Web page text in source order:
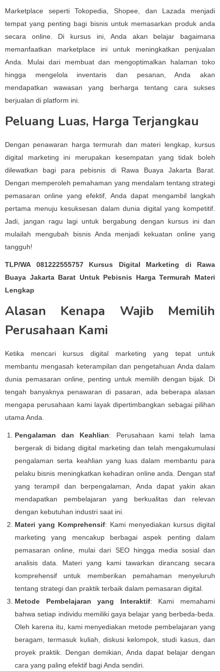
Marketplace seperti Tokopedia, Shopee, dan Lazada menjadi
tempat yang penting bagi bisnis untuk memasarkan produk anda
secara online. Di kursus ini, Anda akan belajar bagaimana
memanfaatkan marketplace ini untuk meningkatkan penjualan
Anda. Mulai dari membuat dan mengoptimalkan halaman toko
hingga mengelola inventaris dan pesanan, Anda akan
mendapatkan wawasan yang berharga tentang cara sukses
berjualan di platform ini.
Peluang Luas, Harga Terjangkau
Dengan penawaran harga termurah dan materi lengkap, kursus
digital marketing ini merupakan kesempatan yang tidak boleh
dilewatkan bagi para pebisnis di Rawa Buaya Jakarta Barat.
Dengan memperoleh pemahaman yang mendalam tentang strategi
pemasaran online yang efektif, Anda dapat mengambil langkah
pertama menuju kesuksesan dalam dunia digital yang kompetitif.
Jadi, jangan ragu lagi untuk bergabung dengan kursus ini dan
mulailah mengubah bisnis Anda menjadi kekuatan online yang
tangguh!
TLP/WA 081222555757 Kursus Digital Marketing di Rawa
Buaya Jakarta Barat Untuk Pebisnis Harga Termurah Materi
Lengkap
Alasan Kenapa Wajib Memilih
Perusahaan Kami
Ketika mencari kursus digital marketing yang tepat untuk
membantu mengasah keterampilan dan pengetahuan Anda dalam
dunia pemasaran online, penting untuk memilih dengan bijak. Di
tengah banyaknya penawaran di pasaran, ada beberapa alasan
mengapa perusahaan kami layak dipertimbangkan sebagai pilihan
utama Anda.
Pengalaman dan Keahlian: Perusahaan kami telah lama
bergerak di bidang digital marketing dan telah mengakumulasi
pengalaman serta keahlian yang luas dalam membantu para
pelaku bisnis meningkatkan kehadiran online anda. Dengan staf
yang terampil dan berpengalaman, Anda dapat yakin akan
mendapatkan pembelajaran yang berkualitas dan relevan
dengan kebutuhan industri saat ini.
Materi yang Komprehensif: Kami menyediakan kursus digital
marketing yang mencakup berbagai aspek penting dalam
pemasaran online, mulai dari SEO hingga media sosial dan
analisis data. Materi yang kami tawarkan dirancang secara
komprehensif untuk memberikan pemahaman menyeluruh
tentang strategi dan praktik terbaik dalam pemasaran digital.
Metode Pembelajaran yang Interaktif: Kami memahami
bahwa setiap individu memiliki gaya belajar yang berbeda-beda.
Oleh karena itu, kami menyediakan metode pembelajaran yang
beragam, termasuk kuliah, diskusi kelompok, studi kasus, dan
proyek praktik. Dengan demikian, Anda dapat belajar dengan
cara yang paling efektif bagi Anda sendiri.